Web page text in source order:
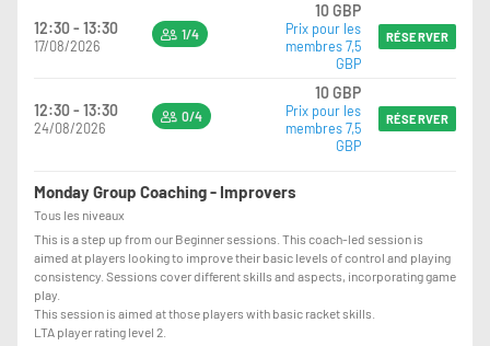
12:30 - 13:30
17/08/2026
1/4
10 GBP
Prix pour les
membres 7,5
GBP
RÉSERVER
12:30 - 13:30
24/08/2026
0/4
10 GBP
Prix pour les
membres 7,5
GBP
RÉSERVER
Monday Group Coaching - Improvers
Tous les niveaux
This is a step up from our Beginner sessions. This coach-led session is
aimed at players looking to improve their basic levels of control and playing
consistency. Sessions cover different skills and aspects, incorporating game
play.
This session is aimed at those players with basic racket skills.
LTA player rating level 2.